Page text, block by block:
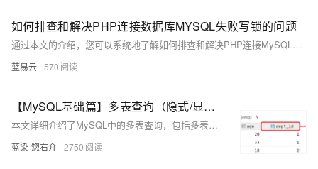
如何排查和解决PHP连接数据库MYSQL失败写锁的问题
通过本文的介绍，您可以系统地了解如何排查和解决PHP连接MySQL数据库失败及写锁问题。通过检查配置、确保服务启动、调整防火墙设置和用户权限，以及识别和解决长时间运行的事务和死锁问题，可以有效地保障应用的稳定运行。
蓝易云 570
【MySQL基础篇】多表查询（隐式/显式内连接、左/右外连接、自连接查询、联合查询、标量/列/行/表子查询）
本文详细介绍了MySQL中的多表查询，包括多表关系、隐式/显式内连接、左/右外连接、自连接查询、联合查询、标量/列/行/表子查询及其实现方式，一文全面读懂多表联查！
蓝染-惣右介 2750